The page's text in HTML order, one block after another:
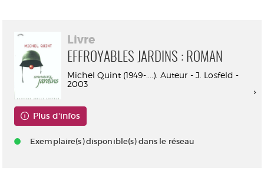
Livre
EFFROYABLES JARDINS : ROMAN
Michel Quint (1949-....). Auteur - J. Losfeld -
2003
Plus d'infos
Exemplaire(s) disponible(s) dans le réseau